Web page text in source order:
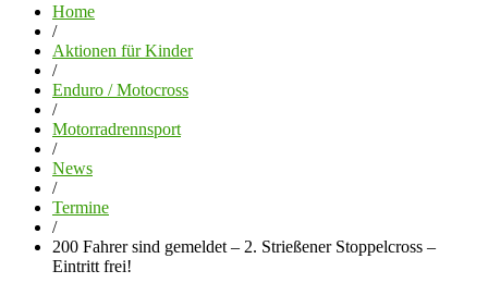
Home
/
Aktionen für Kinder
/
Enduro / Motocross
/
Motorradrennsport
/
News
/
Termine
/
200 Fahrer sind gemeldet – 2. Strießener Stoppelcross –
Eintritt frei!